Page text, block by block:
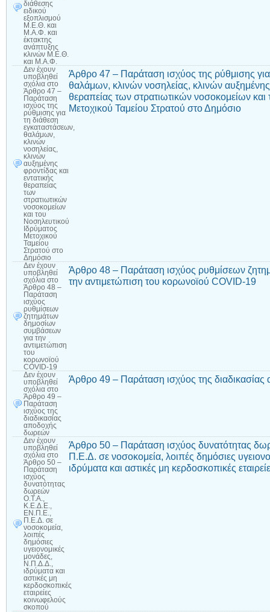
διάθεσης
ειδικού
εξοπλισμού
Μ.Ε.Θ. και
Μ.Α.Φ. και
έκτακτης
ανάπτυξης
κλινών Μ.Ε.Θ.
και Μ.Α.Φ.
Δεν έχουν
υποβληθεί
σχόλια στο
Άρθρο 47 –
Παράταση
ισχύος της
ρύθμισης για
τη διάθεση
εγκαταστάσεων,
θαλάμων,
κλινών
νοσηλείας,
κλινών
αυξημένης
φροντίδας και
εντατικής
θεραπείας
των
στρατιωτικών
νοσοκομείων
και του
Νοσηλευτικού
Ιδρύματος
Μετοχικού
Ταμείου
Στρατού στο
Δημόσιο
Άρθρο 47 – Παράταση ισχύος της ρύθμισης
θαλάμων, κλινών νοσηλείας, κλινών αυξημένης
θεραπείας των στρατιωτικών νοσοκομείων
Μετοχικού Ταμείου Στρατού στο Δημόσιο
Δεν έχουν
υποβληθεί
σχόλια στο
Άρθρο 48 –
Παράταση
ισχύος
ρυθμίσεων
ζητημάτων
δημοσίων
συμβάσεων
για την
αντιμετώπιση
του
κορωνοϊού
COVID-19
Άρθρο 48 – Παράταση ισχύος ρυθμίσεων
την αντιμετώπιση του κορωνοϊού COVID-19
Δεν έχουν
υποβληθεί
σχόλια στο
Άρθρο 49 –
Παράταση
ισχύος της
διαδικασίας
αποδοχής
δωρεών
Άρθρο 49 – Παράταση ισχύος της
Δεν έχουν
υποβληθεί
σχόλια στο
Άρθρο 50 –
Παράταση
ισχύος
δυνατότητας
δωρεών
Ο.Τ.Α.,
Κ.Ε.Δ.Ε.,
ΕΝ.Π.Ε.,
Π.Ε.Δ. σε
νοσοκομεία,
λοιπές
δημόσιες
υγειονομικές
μονάδες,
Ν.Π.Δ.Δ.,
ιδρύματα και
αστικές μη
κερδοσκοπικές
εταιρείες
κοινωφελούς
σκοπού
Άρθρο 50 – Παράταση ισχύος δυνατότητας
Π.Ε.Δ. σε νοσοκομεία, λοιπές δημόσιες
ιδρύματα και αστικές μη κερδοσκοπικές